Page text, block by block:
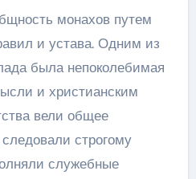
монахов путем
и устава. Одним из
была непоколебимая
и христианским
вели общее
строгому
служебные